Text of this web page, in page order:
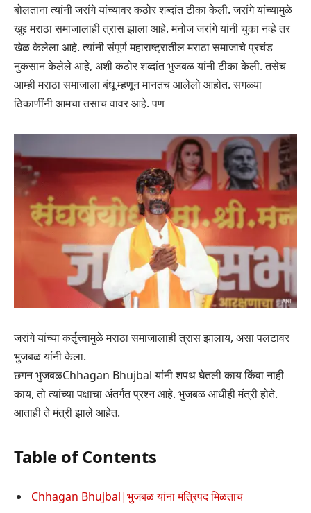
बोलताना त्यांनी जरांगे यांच्यावर कठोर शब्दांत टीका केली. जरांगे यांच्यामुळे
खुद्द मराठा समाजालाही त्रास झाला आहे. मनोज जरांगे यांनी चुका नव्हे तर
खेळ केलेला आहे. त्यांनी संपूर्ण महाराष्ट्रातील मराठा समाजाचे प्रचंड
नुकसान केलेले आहे, अशी कठोर शब्दांत भुजबळ यांनी टीका केली. तसेच
आम्ही मराठा समाजाला बंधू म्हणून मानतच आलेलो आहोत. सगळ्या
ठिकाणींनी आमचा तसाच वावर आहे. पण
जरांगे यांच्या कर्तृत्त्वामुळे मराठा समाजालाही त्रास झालाय, असा पलटावर
भुजबळ यांनी केला.
छगन भुजबळChhagan Bhujbal यांनी शपथ घेतली काय किंवा नाही
काय, तो त्यांच्या पक्षाचा अंतर्गत प्रश्न आहे. भुजबळ आधीही मंत्री होते.
आताही ते मंत्री झाले आहेत.
Table of Contents
Chhagan Bhujbal|भुजबळ यांना मंत्रिपद मिळताच